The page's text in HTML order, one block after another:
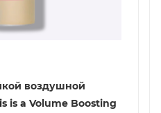
воздушной
is a Volume Boosting